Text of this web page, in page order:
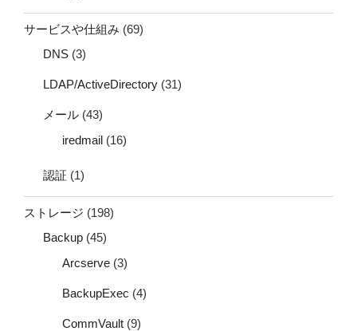
サービスや仕組み (69)
DNS (3)
LDAP/ActiveDirectory (31)
メール (43)
iredmail (16)
認証 (1)
ストレージ (198)
Backup (45)
Arcserve (3)
BackupExec (4)
CommVault (9)